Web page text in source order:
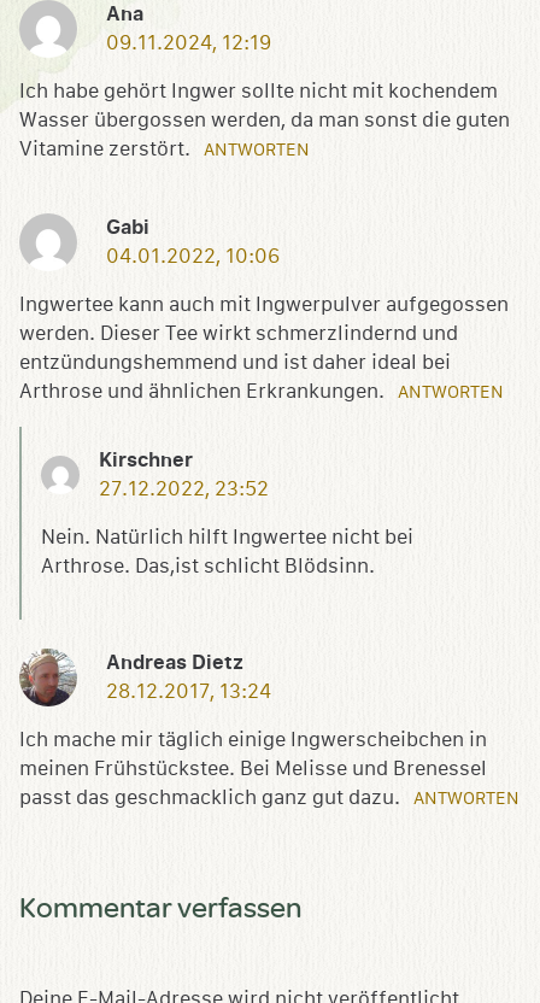
Ana
09.11.2024, 12:19
Ich habe gehört Ingwer sollte nicht mit kochendem
Wasser übergossen werden, da man sonst die guten
Vitamine zerstört.
ANTWORTEN
Gabi
04.01.2022, 10:06
Ingwertee kann auch mit Ingwerpulver aufgegossen
werden. Dieser Tee wirkt schmerzlindernd und
entzündungshemmend und ist daher ideal bei
Arthrose und ähnlichen Erkrankungen.
ANTWORTEN
Kirschner
27.12.2022, 23:52
Nein. Natürlich hilft Ingwertee nicht bei
Arthrose. Das,ist schlicht Blödsinn.
Andreas Dietz
28.12.2017, 13:24
Ich mache mir täglich einige Ingwerscheibchen in
meinen Frühstückstee. Bei Melisse und Brenessel
passt das geschmacklich ganz gut dazu.
ANTWORTEN
Kommentar verfassen